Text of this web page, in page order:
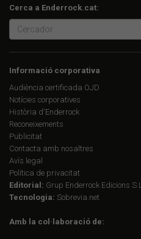
Cerca a Enderrock.cat:
Informació corporativa
Audiència certificada OJD
Notícies corporatives
Història d'Enderrock
Reconeixements
Publicitat
Contacta amb nosaltres
Avís legal
Política de privacitat
Editorial: Grup Enderrock Edicions S.L.
Tecnologia: Sobrevia.net
Amb la col·laboració de: